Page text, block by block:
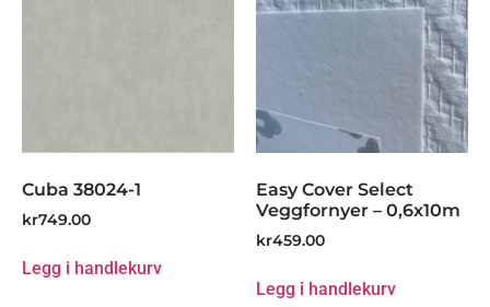
Cuba 38024-1
kr749.00
Legg i handlekurv
Easy Cover Select
Veggfornyer – 0,6x10m
kr459.00
Legg i handlekurv